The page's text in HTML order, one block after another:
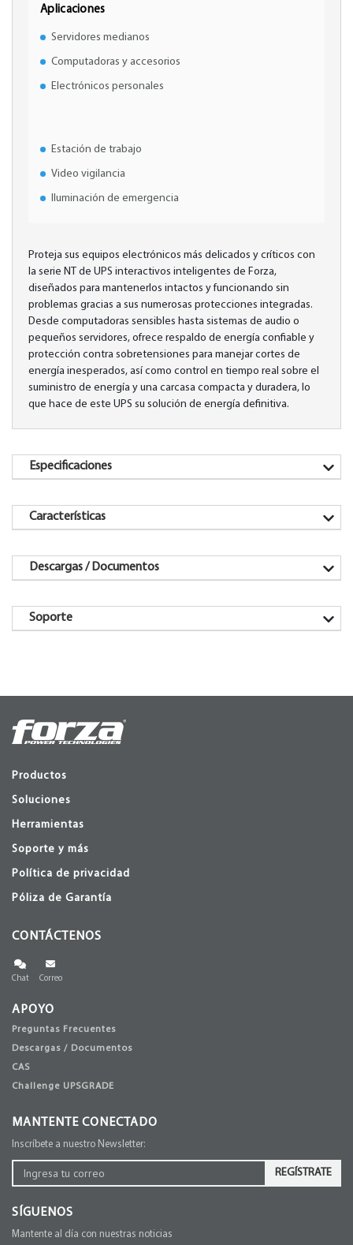
Aplicaciones
Servidores medianos
Computadoras y accesorios
Electrónicos personales
Estación de trabajo
Video vigilancia
Iluminación de emergencia
Proteja sus equipos electrónicos más delicados y críticos con
la serie NT de UPS interactivos inteligentes de Forza,
diseñados para mantenerlos intactos y funcionando sin
problemas gracias a sus numerosas protecciones integradas.
Desde computadoras sensibles hasta sistemas de audio o
pequeños servidores, ofrece respaldo de energía confiable y
protección contra sobretensiones para manejar cortes de
energía inesperados, así como control en tiempo real sobre el
suministro de energía y una carcasa compacta y duradera, lo
que hace de este UPS su solución de energía definitiva.
Especificaciones
Características
Descargas / Documentos
Soporte
Productos
Soluciones
Herramientas
Soporte y más
Política de privacidad
Póliza de Garantía
CONTÁCTENOS
Chat Correo
APOYO
Preguntas Frecuentes
Descargas / Documentos
CAS
Challenge UPSGRADE
MANTENTE CONECTADO
Inscríbete a nuestro Newsletter:
REGÍSTRATE
SÍGUENOS
Mantente al día con nuestras noticias